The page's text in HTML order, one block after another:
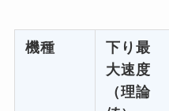
機種
下り最
大速度
（理論